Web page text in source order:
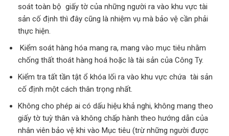
soát toàn bộ giấy tờ của những người ra vào khu vực tài
sản cố định thì đây cũng là nhiệm vụ mà bảo vệ cần phải
thực hiện.
Kiểm soát hàng hóa mang ra, mang vào mục tiêu nhằm
chống thất thoát hàng hoá hoặc là tài sản của Công Ty.
Kiểm tra tất tần tật ổ khóa lối ra vào khu vực chứa tài sản
cố định một cách thân trọng nhất.
Không cho phép ai có dấu hiệu khả nghi, không mang theo
giấy tờ tuỳ thân và không chấp hành theo hướng dẫn của
nhân viên bảo vệ khi vào Mục tiêu (trừ những người được